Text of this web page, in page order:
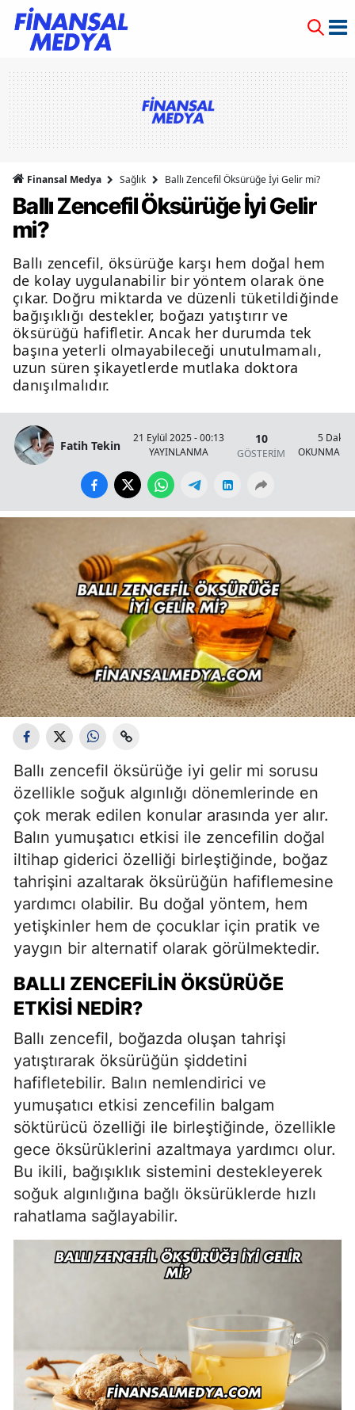
Finansal Medya Sağlık Ballı Zencefil Öksürüğe İyi Gelir mi?
Ballı Zencefil Öksürüğe İyi Gelir
mi?
Ballı zencefil, öksürüğe karşı hem doğal hem
de kolay uygulanabilir bir yöntem olarak öne
çıkar. Doğru miktarda ve düzenli tüketildiğinde
bağışıklığı destekler, boğazı yatıştırır ve
öksürüğü hafifletir. Ancak her durumda tek
başına yeterli olmayabileceği unutulmamalı,
uzun süren şikayetlerde mutlaka doktora
danışılmalıdır.
Fatih Tekin
21 Eylül 2025 - 00:13
YAYINLANMA
10
GÖSTERİM
5 Dakika
OKUNMA
Ballı zencefil öksürüğe iyi gelir mi sorusu
özellikle soğuk algınlığı dönemlerinde en
çok merak edilen konular arasında yer alır.
Balın yumuşatıcı etkisi ile zencefilin doğal
iltihap giderici özelliği birleştiğinde, boğaz
tahrişini azaltarak öksürüğün hafiflemesine
yardımcı olabilir. Bu doğal yöntem, hem
yetişkinler hem de çocuklar için pratik ve
yaygın bir alternatif olarak görülmektedir.
BALLI ZENCEFILIN ÖKSÜRÜĞE
ETKISI NEDIR?
Ballı zencefil, boğazda oluşan tahrişi
yatıştırarak öksürüğün şiddetini
hafifletebilir. Balın nemlendirici ve
yumuşatıcı etkisi zencefilin balgam
söktürücü özelliği ile birleştiğinde, özellikle
gece öksürüklerini azaltmaya yardımcı olur.
Bu ikili, bağışıklık sistemini destekleyerek
soğuk algınlığına bağlı öksürüklerde hızlı
rahatlama sağlayabilir.